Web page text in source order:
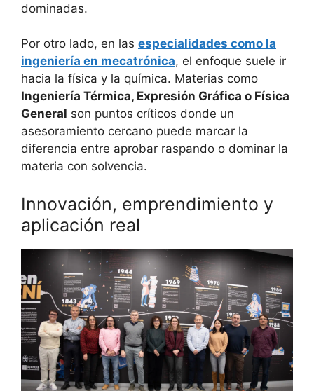
dominadas.
Por otro lado, en las especialidades como la
ingeniería en mecatrónica, el enfoque suele ir
hacia la física y la química. Materias como
Ingeniería Térmica, Expresión Gráfica o Física
General son puntos críticos donde un
asesoramiento cercano puede marcar la
diferencia entre aprobar raspando o dominar la
materia con solvencia.
Innovación, emprendimiento y
aplicación real